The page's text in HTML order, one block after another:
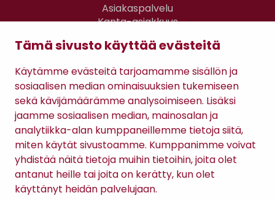
Tämä sivusto käyttää evästeitä
Käytämme evästeitä tarjoamamme sisällön ja
sosiaalisen median ominaisuuksien tukemiseen
sekä kävijämäärämme analysoimiseen. Lisäksi
jaamme sosiaalisen median, mainosalan ja
analytiikka-alan kumppaneillemme tietoja siitä,
miten käytät sivustoamme. Kumppanimme voivat
yhdistää näitä tietoja muihin tietoihin, joita olet
antanut heille tai joita on kerätty, kun olet
käyttänyt heidän palvelujaan.
Asiakaspalvelu
Kanta-asiakkuus
Gomee Ratsula Café
Sopimusehdot
Tietosuojaseloste
Maksutavat